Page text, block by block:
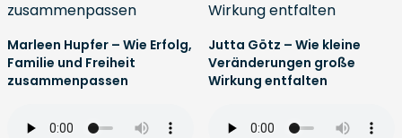
Marleen Hupfer – Wie Erfolg,
Familie und Freiheit
zusammenpassen
Jutta Götz – Wie kleine
Veränderungen große
Wirkung entfalten